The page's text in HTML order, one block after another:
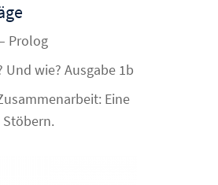
Prolog
Und wie? Ausgabe 1b
Eine